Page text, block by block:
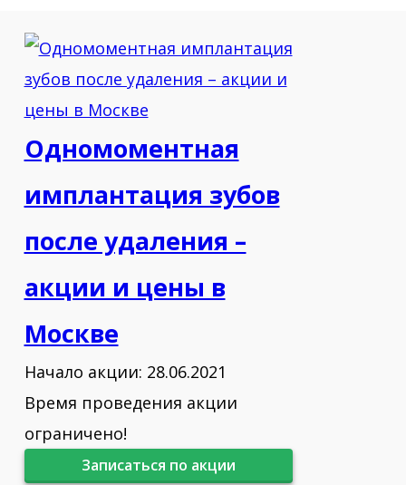
Одномоментная
имплантация зубов
после удаления –
акции и цены в
Москве
Начало акции: 28.06.2021
Время проведения акции
ограничено!
Записаться по акции